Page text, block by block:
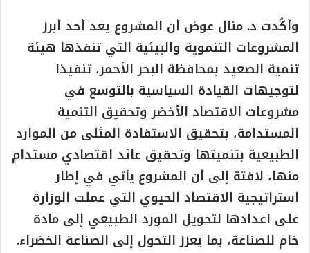
وأكّدت د. منال عوض أن المشروع يعد أحد أبرز
المشروعات التنموية والبيئية التي تنفذها هيئة
تنمية الصعيد بمحافظة البحر الأحمر، تنفيذا
لتوجيهات القيادة السياسية بالتوسع في
مشروعات الاقتصاد الأخضر وتحقيق التنمية
المستدامة، بتحقيق الاستفادة المثلى من الموارد
الطبيعية بتنميتها وتحقيق عائد اقتصادي مستدام
منها، لافتة إلى أن المشروع يأتي في إطار
استراتيجية الاقتصاد الحيوي التي عملت الوزارة
على اعدادها لتحويل المورد الطبيعي إلى مادة
خام للصناعة، بما يعزز التحول إلى الصناعة الخضراء.